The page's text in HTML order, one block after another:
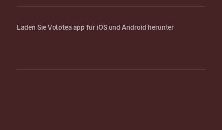
Laden Sie Volotea app für iOS und Android herunter